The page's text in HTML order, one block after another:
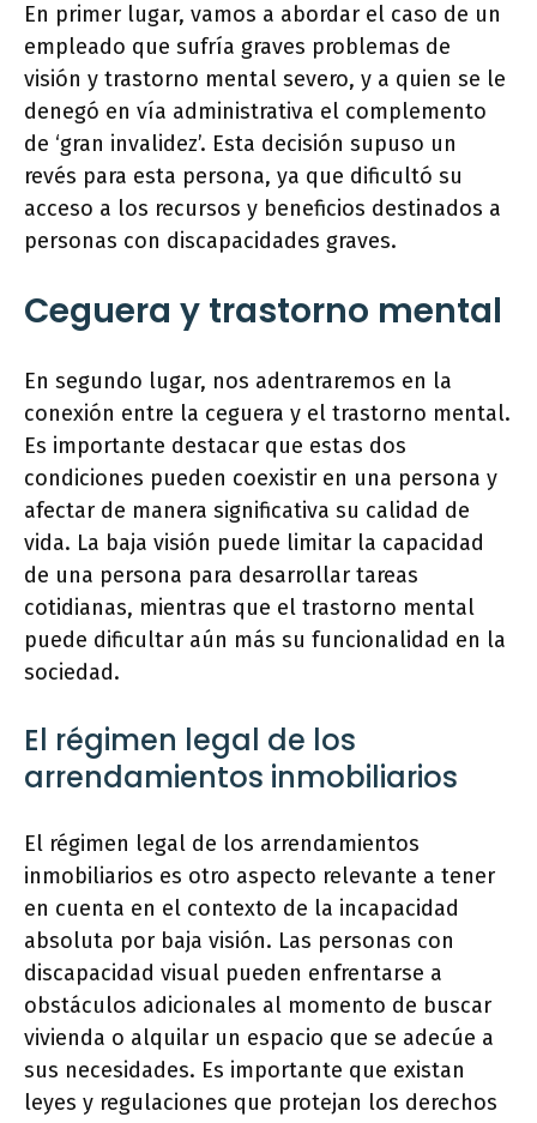
En primer lugar, vamos a abordar el caso de un
empleado que sufría graves problemas de
visión y trastorno mental severo, y a quien se le
denegó en vía administrativa el complemento
de ‘gran invalidez’. Esta decisión supuso un
revés para esta persona, ya que dificultó su
acceso a los recursos y beneficios destinados a
personas con discapacidades graves.
Ceguera y trastorno mental
En segundo lugar, nos adentraremos en la
conexión entre la ceguera y el trastorno mental.
Es importante destacar que estas dos
condiciones pueden coexistir en una persona y
afectar de manera significativa su calidad de
vida. La baja visión puede limitar la capacidad
de una persona para desarrollar tareas
cotidianas, mientras que el trastorno mental
puede dificultar aún más su funcionalidad en la
sociedad.
El régimen legal de los
arrendamientos inmobiliarios
El régimen legal de los arrendamientos
inmobiliarios es otro aspecto relevante a tener
en cuenta en el contexto de la incapacidad
absoluta por baja visión. Las personas con
discapacidad visual pueden enfrentarse a
obstáculos adicionales al momento de buscar
vivienda o alquilar un espacio que se adecúe a
sus necesidades. Es importante que existan
leyes y regulaciones que protejan los derechos